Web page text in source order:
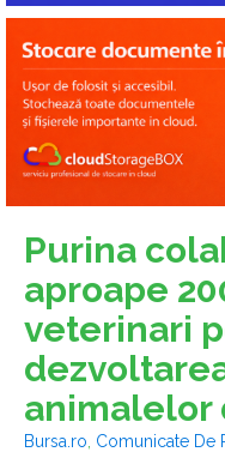
Purina
aproape
veterinari
animalelor
Bursa.ro Comunicate De